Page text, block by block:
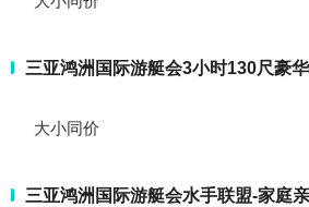
三亚鸿洲国际游艇会3小时130尺豪
大小同价
三亚鸿洲国际游艇会水手联盟-家庭